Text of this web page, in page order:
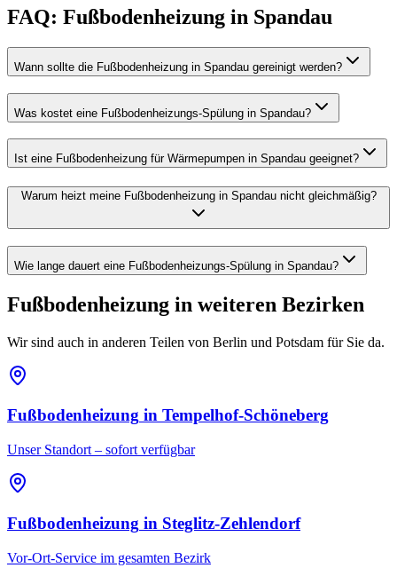
FAQ: Fußbodenheizung in Spandau
Wann sollte die Fußbodenheizung in Spandau gereinigt werden?
Was kostet eine Fußbodenheizungs-Spülung in Spandau?
Ist eine Fußbodenheizung für Wärmepumpen in Spandau geeignet?
Warum heizt meine Fußbodenheizung in Spandau nicht gleichmäßig?
Wie lange dauert eine Fußbodenheizungs-Spülung in Spandau?
Fußbodenheizung in weiteren Bezirken
Wir sind auch in anderen Teilen von Berlin und Potsdam für Sie da.
Fußbodenheizung in Tempelhof-Schöneberg
Unser Standort – sofort verfügbar
Fußbodenheizung in Steglitz-Zehlendorf
Vor-Ort-Service im gesamten Bezirk